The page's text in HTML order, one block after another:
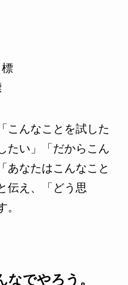
こんなことを試した
たい」「だからこん
あなたはこんなこと
伝え、「どう思
でやろう。